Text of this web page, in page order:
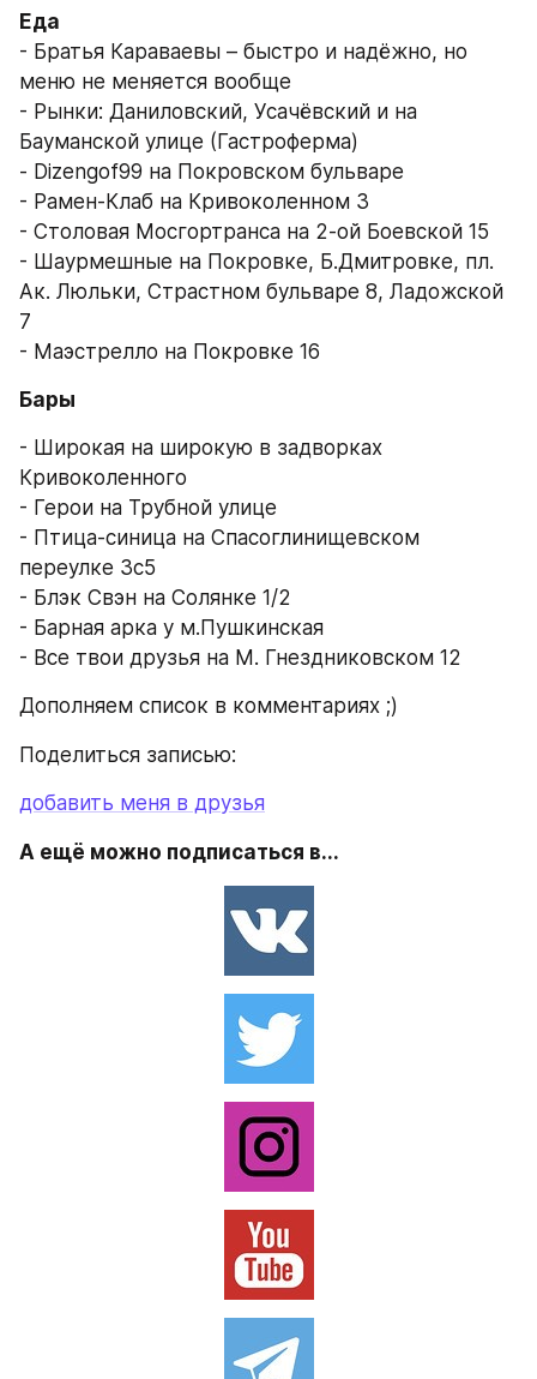
Еда
- Братья Караваевы – быстро и надёжно, но
меню не меняется вообще
- Рынки: Даниловский, Усачёвский и на
Бауманской улице (Гастроферма)
- Dizengof99 на Покровском бульваре
- Рамен-Клаб на Кривоколенном 3
- Столовая Мосгортранса на 2-ой Боевской 15
- Шаурмешные на Покровке, Б.Дмитровке, пл.
Ак. Люльки, Страстном бульваре 8, Ладожской
7
- Маэстрелло на Покровке 16
Бары
- Широкая на широкую в задворках
Кривоколенного
- Герои на Трубной улице
- Птица-синица на Спасоглинищевском
переулке 3с5
- Блэк Свэн на Солянке 1/2
- Барная арка у м.Пушкинская
- Все твои друзья на М. Гнездниковском 12
Дополняем список в комментариях ;)
Поделиться записью:
добавить меня в друзья
А ещё можно подписаться в...